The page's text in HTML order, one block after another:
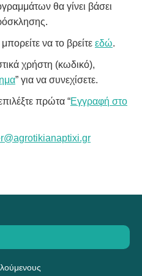
θα γίνει βάσει
να το βρείτε εδώ.
χρήστη (κωδικό),
” για να συνεχίσετε.
πρώτα “Εγγραφή στο